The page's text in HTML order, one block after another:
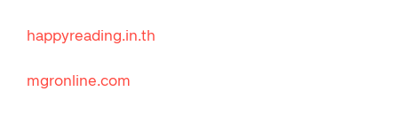
happyreading.in.th
mgronline.com